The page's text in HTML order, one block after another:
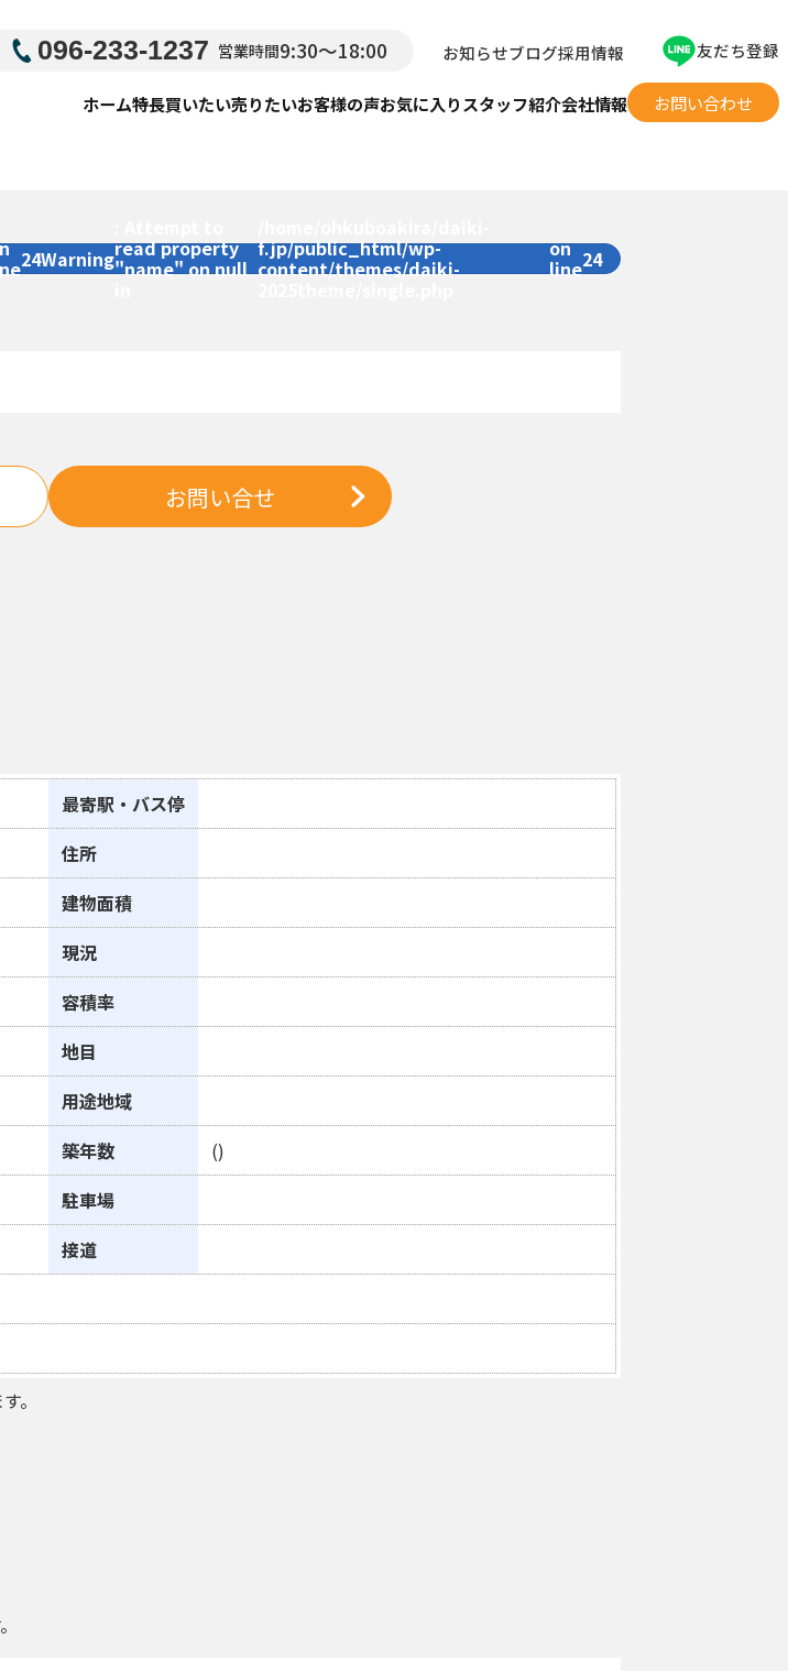
096-233-1237 営業時間9:30〜18:00 お知らせブログ採用情報 友だち登録
ホーム特長買いたい売りたいお客様の声お気に入りスタッフ紹介会社情報 お問い合わせ
24Warningread property
"name" on null
f.jp/public_html/wp-
content/themes/daiki-
on
line24
お問い合せ
最寄駅・バス停
住所
建物面積
現況
容積率
地目
用途地域
築年数
()
駐車場
接道
。